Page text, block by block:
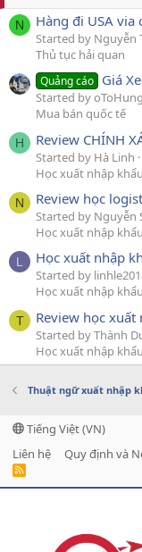
N Hàng đi USA via
Started by Nguyễn
Thủ tục hải quan
Quảng cáo Giá
Started by
Mua bán quốc tế
H Review CHÍNH
Started by Hà Linh
Học xuất nhập
N Review học
Started by Nguyễn
Học xuất nhập
L Học xuất nhập
Started by
Học xuất nhập
T Review học
Started by Thành
Học xuất nhập
Thuật ngữ xuất nhập
Tiếng Việt (VN)
Liên hệ
Quy định và
R
S